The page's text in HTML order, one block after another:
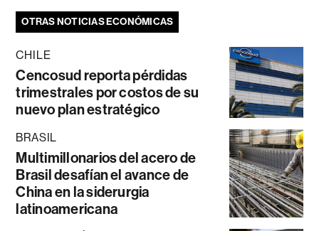
OTRAS NOTICIAS ECONÓMICAS
CHILE
Cencosud reporta pérdidas
trimestrales por costos de su
nuevo plan estratégico
BRASIL
Multimillonarios del acero de
Brasil desafían el avance de
China en la siderurgia
latinoamericana